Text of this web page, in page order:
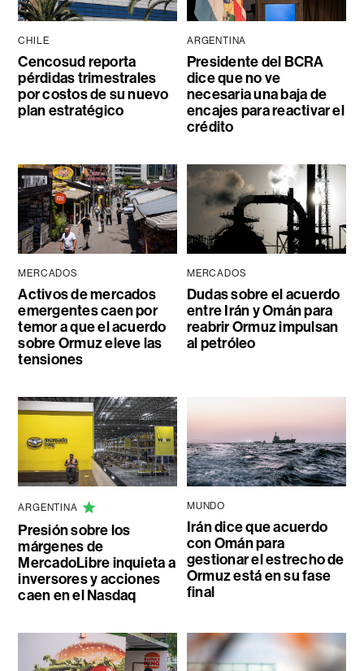
CHILE
Cencosud reporta
pérdidas trimestrales
por costos de su nuevo
plan estratégico
ARGENTINA
Presidente del BCRA
dice que no ve
necesaria una baja de
encajes para reactivar el
crédito
MERCADOS
Activos de mercados
emergentes caen por
temor a que el acuerdo
sobre Ormuz eleve las
tensiones
MERCADOS
Dudas sobre el acuerdo
entre Irán y Omán para
reabrir Ormuz impulsan
al petróleo
ARGENTINA
Presión sobre los
márgenes de
MercadoLibre inquieta a
inversores y acciones
caen en el Nasdaq
MUNDO
Irán dice que acuerdo
con Omán para
gestionar el estrecho de
Ormuz está en su fase
final